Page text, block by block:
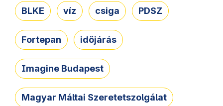
BLKE víz csiga PDSZ
Fortepan időjárás
Imagine Budapest
Magyar Máltai Szeretetszolgálat